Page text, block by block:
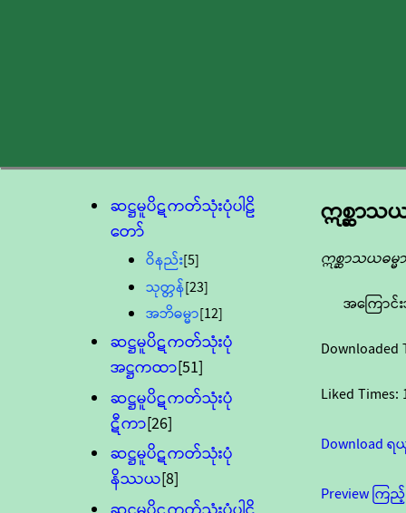
ဆဋ္ဌမူပိဋကတ်သုံးပုံပါဠိ
တော်
ဝိနည်း[5]
သုတ္တန်[23]
အဘိဓမ္မာ[12]
ဆဋ္ဌမူပိဋကတ်သုံးပုံ
အဋ္ဌကထာ[51]
ဆဋ္ဌမူပိဋကတ်သုံးပုံ
ဋီကာ[26]
ဆဋ္ဌမူပိဋကတ်သုံးပုံ
နိဿယ[8]
ဣစ္ဆာ
ဣစ္ဆာသယဓမ္
အကြောင်
Downloaded
Liked Times:
Download
Preview ကြ